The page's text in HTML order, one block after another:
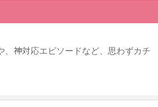
神対応エピソードなど、思わずカチ